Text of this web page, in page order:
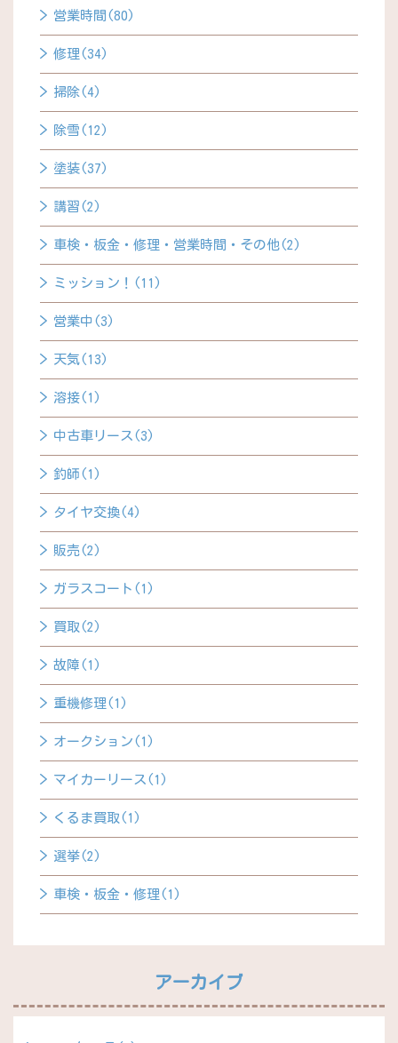
営業時間(80)
修理(34)
掃除(4)
除雪(12)
塗装(37)
講習(2)
車検・板金・修理・営業時間・その他(2)
ミッション！(11)
営業中(3)
天気(13)
溶接(1)
中古車リース(3)
釣師(1)
タイヤ交換(4)
販売(2)
ガラスコート(1)
買取(2)
故障(1)
重機修理(1)
オークション(1)
マイカーリース(1)
くるま買取(1)
選挙(2)
車検・板金・修理(1)
アーカイブ